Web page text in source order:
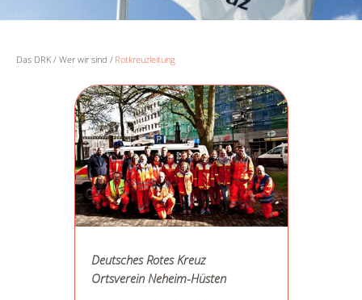
Das DRK Wer wir sind Rotkreuzleitung
Deutsches Rotes Kreuz
Ortsverein Neheim-Hüsten